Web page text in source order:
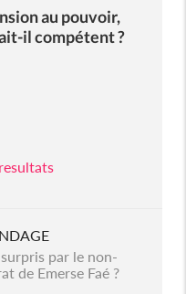
au pouvoir,
il compétent ?
par le non-
de Emerse Faé ?